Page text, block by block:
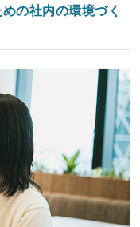
の社内の環境づく